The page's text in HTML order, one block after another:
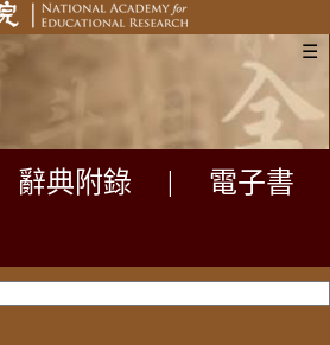
☰
辭典附錄
電子書